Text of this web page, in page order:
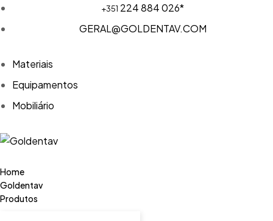
+351 224 884 026*
GERAL@GOLDENTAV.COM
Materiais
Equipamentos
Mobiliário
Home
Goldentav
Produtos